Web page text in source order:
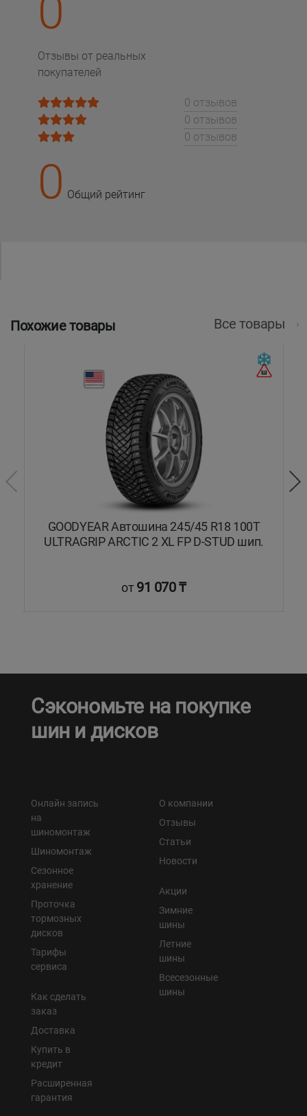
0
Отзывы от реальных
покупателей
0 отзывов
0 отзывов
0 отзывов
0 Общий рейтинг
Похожие товары Все товары
GOODYEAR Автошина 245/45 R18 100T
ULTRAGRIP ARCTIC 2 XL FP D-STUD шип.
от91 070 ₸
Сэкономьте на покупке
шин и дисков
Онлайн запись
на
шиномонтаж
Шиномонтаж
Сезонное
хранение
Проточка
тормозных
дисков
Тарифы
сервиса
Как сделать
заказ
Доставка
Купить в
кредит
Расширенная
гарантия
О компании
Отзывы
Статьи
Новости
Акции
Зимние
шины
Летние
шины
Всесезонные
шины